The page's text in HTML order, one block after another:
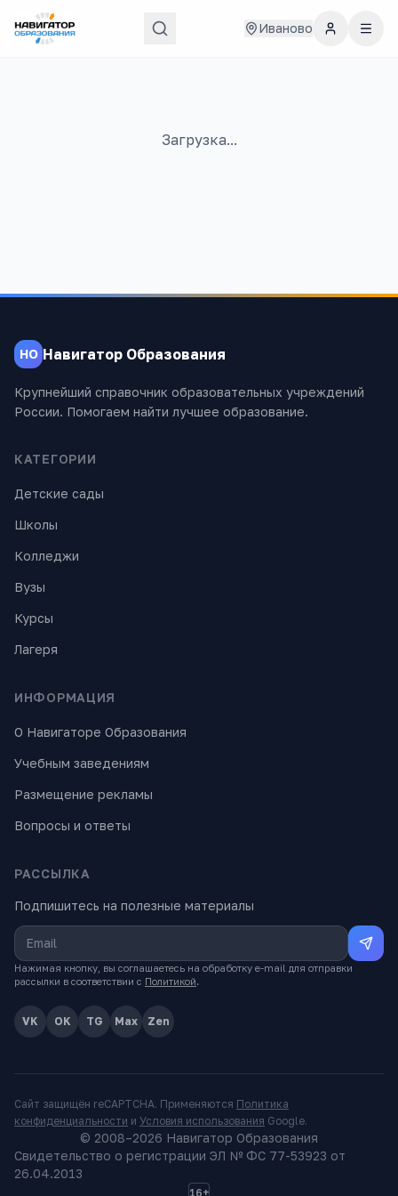
Иваново
Загрузка...
НО Навигатор Образования
Крупнейший справочник образовательных учреждений
России. Помогаем найти лучшее образование.
КАТЕГОРИИ
Детские сады
Школы
Колледжи
Вузы
Курсы
Лагеря
ИНФОРМАЦИЯ
О Навигаторе Образования
Учебным заведениям
Размещение рекламы
Вопросы и ответы
РАССЫЛКА
Подпишитесь на полезные материалы
Нажимая кнопку, вы соглашаетесь на обработку e-mail для отправки
рассылки в соответствии с Политикой.
VK OK TG Max Zen
Сайт защищён reCAPTCHA. Применяются Политика
конфиденциальности и Условия использования Google.
© 2008–2026 Навигатор Образования
Свидетельство о регистрации ЭЛ № ФС 77-53923 от
26.04.2013
16+